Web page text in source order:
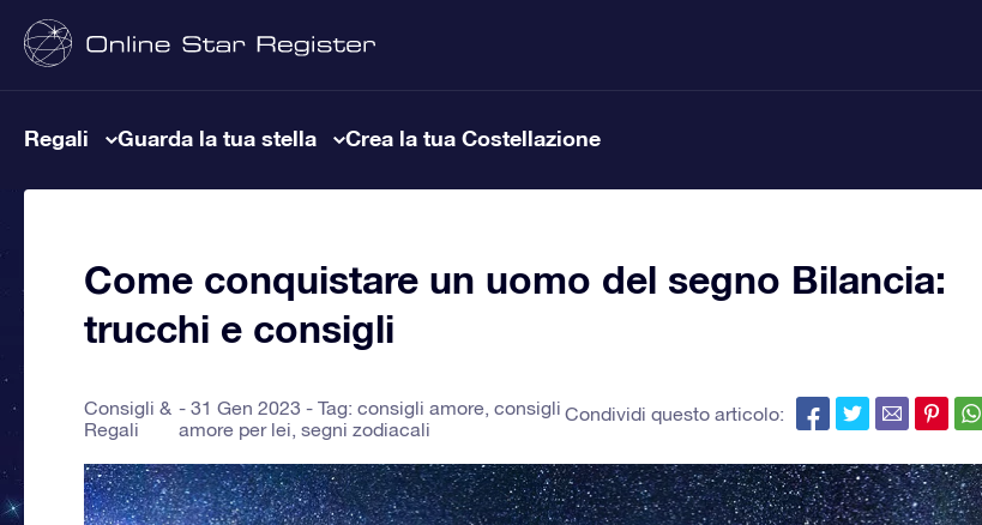
Regali Guarda la tua stella Crea la tua Costellazione
Come conquistare un uomo del segno Bilancia:
trucchi e consigli
Consigli &
Regali
31 Gen 2023 - Tag:consigli amore,consigli
amore per lei,segni zodiacali
Condividi questo articolo: